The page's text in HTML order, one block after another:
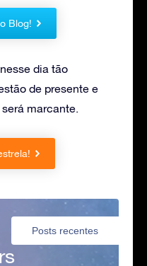
Blog!
dia tão
de presente e
marcante.
Posts recentes